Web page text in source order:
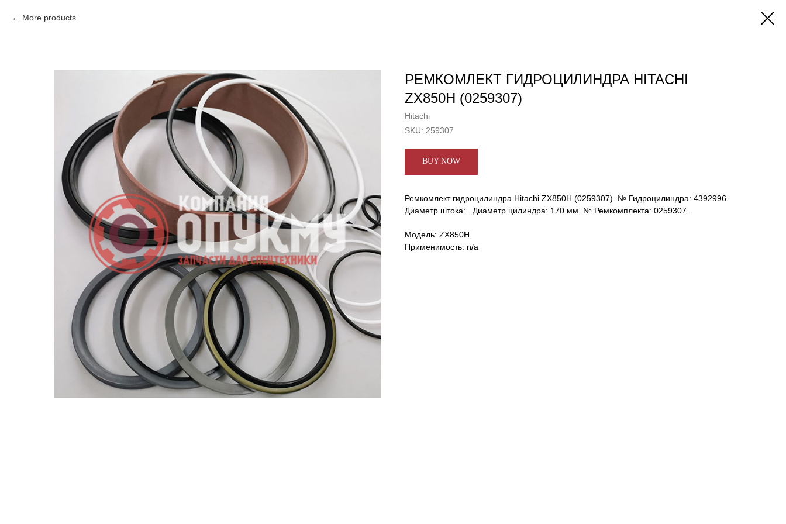
More products
РЕМКОМЛЕКТ ГИДРОЦИЛИНДРА HITACHI
ZX850H (0259307)
Hitachi
SKU: 259307
BUY NOW
Ремкомлект гидроцилиндра Hitachi ZX850H (0259307). № Гидроцилиндра: 4392996.
Диаметр штока: . Диаметр цилиндра: 170 мм. № Ремкомплекта: 0259307.
Модель: ZX850H
Применимость: n/a